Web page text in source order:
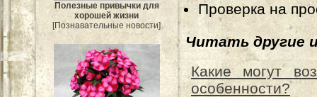
Полезные привычки для
хорошей жизни
[Познавательные новости]
Проверка на
Читать другие
Какие могут
особенности?